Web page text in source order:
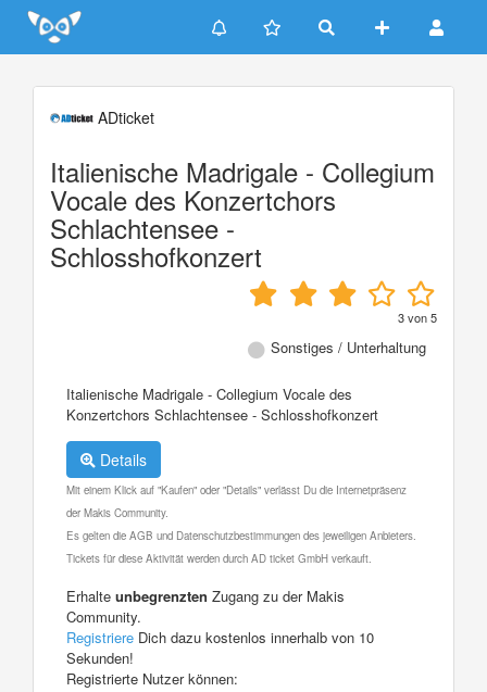
Update cookies preferences
ADticket
Italienische Madrigale - Collegium
Vocale des Konzertchors
Schlachtensee -
Schlosshofkonzert
3von5
Sonstiges / Unterhaltung
Italienische Madrigale - Collegium Vocale des
Konzertchors Schlachtensee - Schlosshofkonzert
Details
Mit einem Klick auf "Kaufen" oder "Details" verlässt Du die Internetpräsenz
der Makis Community.
Es gelten die AGB und Datenschutzbestimmungen des jeweiligen Anbieters.
Tickets für diese Aktivität werden durch AD ticket GmbH verkauft.
Erhalte unbegrenzten Zugang zu der Makis
Community.
Registriere Dich dazu kostenlos innerhalb von 10
Sekunden!
Registrierte Nutzer können: